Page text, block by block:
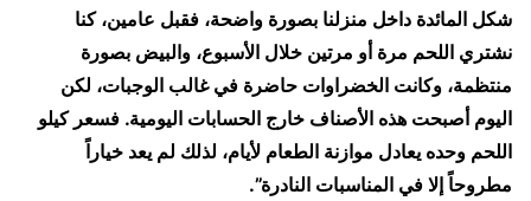
شكل المائدة داخل منزلنا بصورة واضحة، فقبل عامين، كنا
نشتري اللحم مرة أو مرتين خلال الأسبوع، والبيض بصورة
منتظمة، وكانت الخضراوات حاضرة في غالب الوجبات، لكن
اليوم أصبحت هذه الأصناف خارج الحسابات اليومية. فسعر كيلو
اللحم وحده يعادل موازنة الطعام لأيام، لذلك لم يعد خياراً
مطروحاً إلا في المناسبات النادرة”.